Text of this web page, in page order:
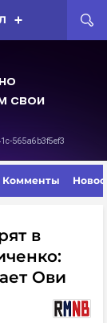
Комменты
в
Ови